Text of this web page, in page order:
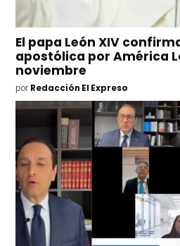
El papa León XIV
apostólica por América
noviembre
por Redacción El Expreso